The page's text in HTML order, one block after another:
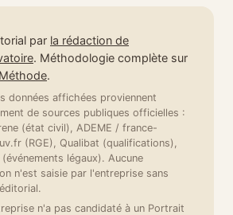
par la rédaction de
. Méthodologie complète sur
.
données affichées proviennent
de sources publiques officielles :
(état civil), ADEME / france-
(RGE), Qualibat (qualifications),
(événements légaux). Aucune
n'est saisie par l'entreprise sans
n'a pas candidaté à un Portrait